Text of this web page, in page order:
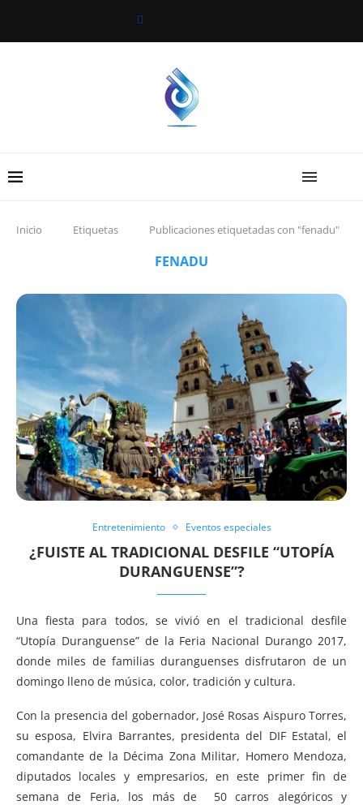
Inicio Etiquetas Publicaciones etiquetadas con "fenadu"
FENADU
Entretenimiento Eventos especiales
¿FUISTE AL TRADICIONAL DESFILE “UTOPÍA
DURANGUENSE”?
Una fiesta para todos, se vivió en el tradicional desfile
“Utopía Duranguense” de la Feria Nacional Durango 2017,
donde miles de familias duranguenses disfrutaron de un
domingo lleno de música, color, tradición y cultura.
Con la presencia del gobernador, José Rosas Aispuro Torres,
su esposa, Elvira Barrantes, presidenta del DIF Estatal, el
comandante de la Décima Zona Militar, Homero Mendoza,
diputados locales y empresarios, en este primer fin de
semana de Feria, los más de 50 carros alegóricos y